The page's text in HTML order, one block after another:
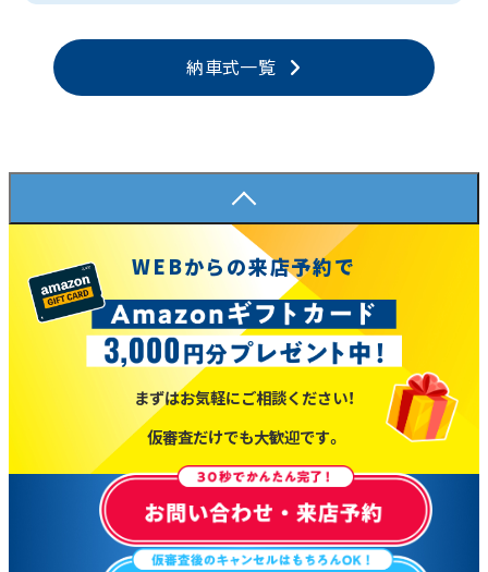
納車式一覧
WEBからの来店予約で
まずはお気軽にご相談ください！
仮審査だけでも大歓迎です。